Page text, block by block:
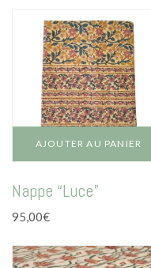
AJOUTER AU PANIER
Nappe “Luce”
95,00€